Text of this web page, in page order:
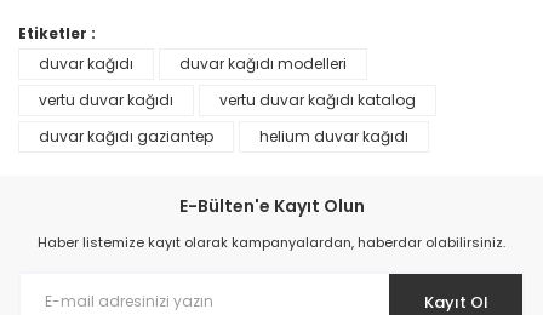
Etiketler :
duvar kağıdı
duvar kağıdı modelleri
vertu duvar kağıdı
vertu duvar kağıdı katalog
duvar kağıdı gaziantep
helium duvar kağıdı
E-Bülten'e Kayıt Olun
Haber listemize kayıt olarak kampanyalardan, haberdar olabilirsiniz.
Kayıt Ol